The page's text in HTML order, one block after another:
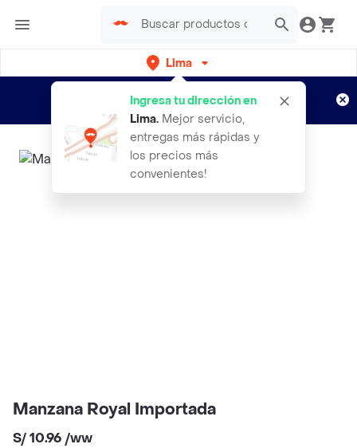
Lima
Ingresa tu dirección en
Lima. Mejor servicio,
entregas más rápidas y
los precios más
convenientes!
envíos gratis por semanas
Aplican TyC
Manzana Royal Importada
S/ 10.96 /ww